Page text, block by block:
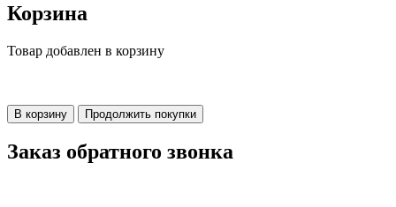
Корзина
Товар добавлен в корзину
В корзину Продолжить покупки
Заказ обратного звонка